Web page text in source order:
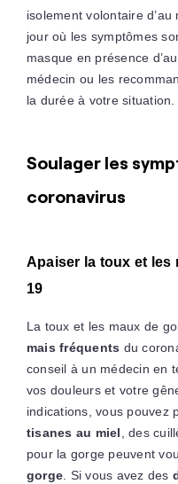
isolement volontaire d’au
jour où les symptômes
masque en présence
médecin ou les
la durée à votre situation.
Soulager les
coronavirus
Apaiser la toux et les
19
La toux et les maux de
mais fréquents du
conseil à un médecin en
vos douleurs et votre
indications, vous pouvez
tisanes au miel, des
pour la gorge peuvent
gorge. Si vous avez des